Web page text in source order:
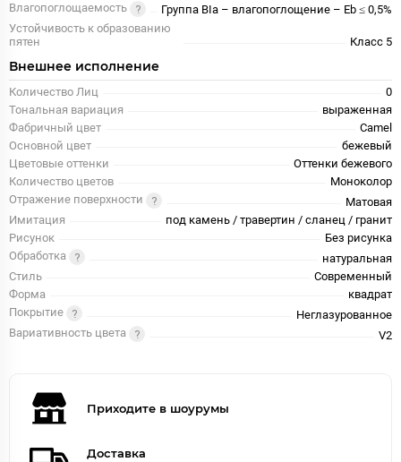
Влагопоглощаемость
Группа BIa – влагопоглощение – Eb ≤ 0,5%
Устойчивость к образованию
пятен
Класс 5
Внешнее исполнение
Количество Лиц
0
Тональная вариация
выраженная
Фабричный цвет
Camel
Основной цвет
бежевый
Цветовые оттенки
Оттенки бежевого
Количество цветов
Моноколор
Отражение поверхности
Матовая
Имитация
под камень / травертин / сланец / гранит
Рисунок
Без рисунка
Обработка
натуральная
Стиль
Современный
Форма
квадрат
Покрытие
Неглазурованное
Вариативность цвета
V2
Приходите в шоурумы
Доставка